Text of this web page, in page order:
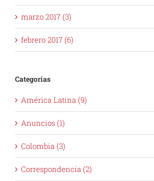
marzo 2017 (3)
febrero 2017 (6)
Categorías
América Latina (9)
Anuncios (1)
Colombia (3)
Correspondencia (2)